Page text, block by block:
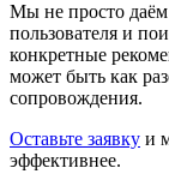
Мы не просто даём
пользователя и
конкретные
может быть как
сопровождения.
Оставьте заявку и
эффективнее.